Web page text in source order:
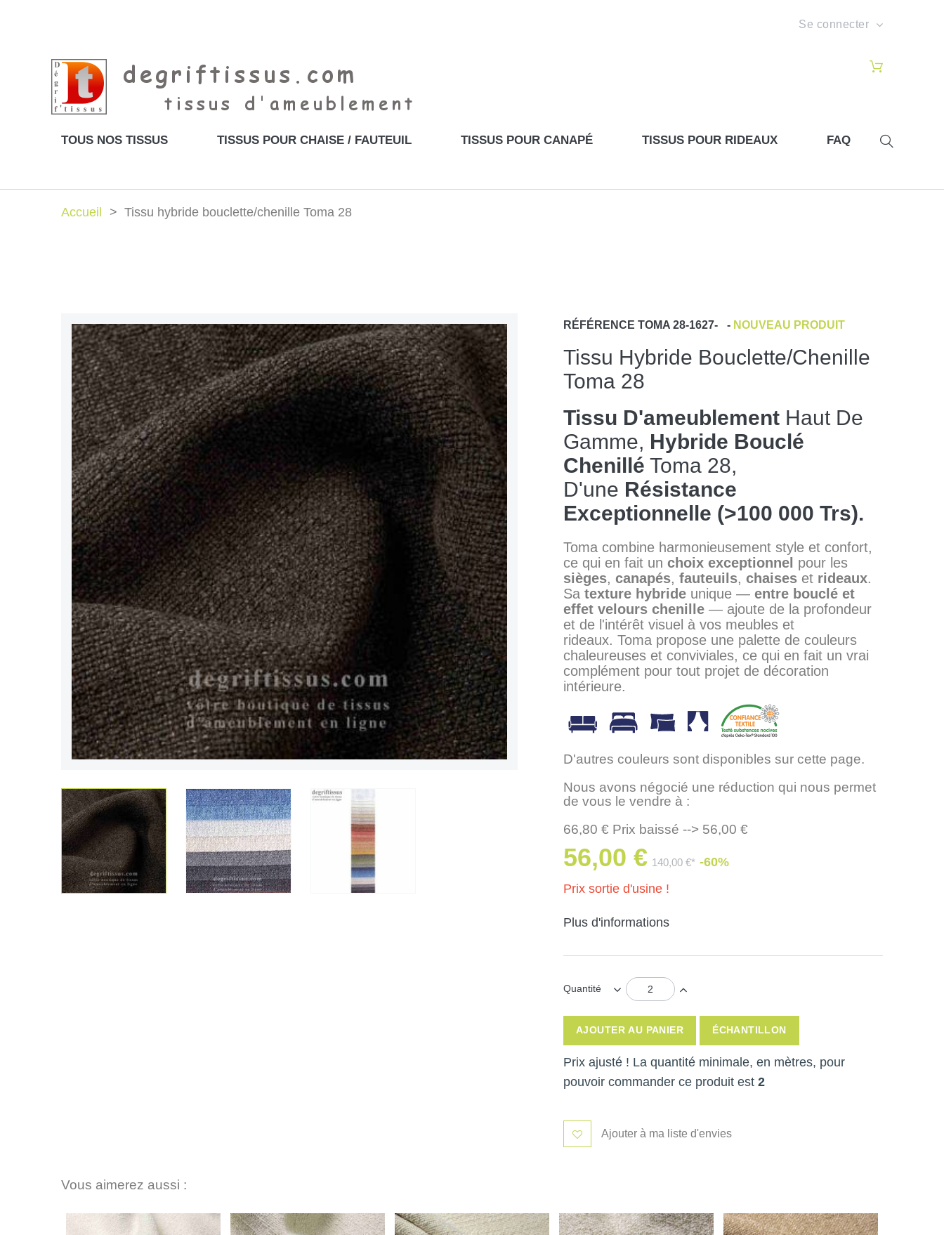
Se connecter
TOUS NOS TISSUS TISSUS POUR CHAISE / FAUTEUIL TISSUS POUR CANAPÉ TISSUS POUR RIDEAUX FAQ
Accueil Tissu hybride bouclette/chenille Toma 28
RÉFÉRENCE TOMA 28-1627- - NOUVEAU PRODUIT
Tissu Hybride Bouclette/chenille
Toma 28
Tissu D'ameublementHaut De
Gamme, Hybride Bouclé
Chenillé Toma 28,
D'une Résistance
Exceptionnelle (>100 000 Trs).
Toma combine harmonieusement style et confort,
ce qui en fait un choix exceptionnel pour les
sièges, canapés, fauteuils, chaiseset rideaux.
Sa texture hybrideunique — entre bouclé et
effet velours chenille— ajoute de la profondeur
et de l'intérêt visuel à vos meubles et
rideaux. Toma propose une palette de couleurs
chaleureuses et conviviales, ce qui en fait un vrai
complément pour tout projet de décoration
intérieure.
D'autres couleurs sont disponibles sur cette page.
Nous avons négocié une réduction qui nous permet
de vous le vendre à :
66,80 € Prix baissé --> 56,00 €
56,00 € 140,00 €* -60%
Prix sortie d'usine !
Plus d'informations
Quantité
AJOUTER AU PANIER ÉCHANTILLON
Prix ajusté ! La quantité minimale, en mètres, pour
pouvoir commander ce produit est 2
Ajouter à ma liste d'envies
Vous aimerez aussi :